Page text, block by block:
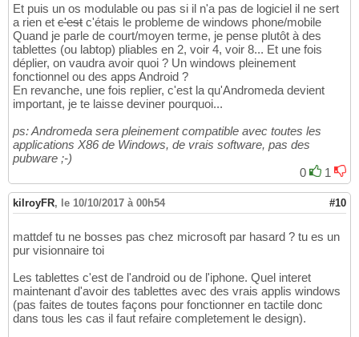
Et puis un os modulable ou pas si il n'a pas de logiciel il ne sert
a rien et c'est c'étais le probleme de windows phone/mobile
Quand je parle de court/moyen terme, je pense plutôt à des
tablettes (ou labtop) pliables en 2, voir 4, voir 8... Et une fois
déplier, on vaudra avoir quoi ? Un windows pleinement
fonctionnel ou des apps Android ?
En revanche, une fois replier, c'est la qu'Andromeda devient
important, je te laisse deviner pourquoi...
ps: Andromeda sera pleinement compatible avec toutes les
applications X86 de Windows, de vrais software, pas des
pubware ;-)
0
1
kilroyFR, le 10/10/2017 à 00h54 #10
mattdef tu ne bosses pas chez microsoft par hasard ? tu es un
pur visionnaire toi
Les tablettes c'est de l'android ou de l'iphone. Quel interet
maintenant d'avoir des tablettes avec des vrais applis windows
(pas faites de toutes façons pour fonctionner en tactile donc
dans tous les cas il faut refaire completement le design).